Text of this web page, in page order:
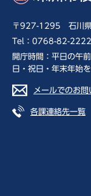
〒927-1295 石川県
Tel：0768-82-2222
開庁時間：平日の午
日・祝日・年末年始
メールでのお問
各課連絡先一覧